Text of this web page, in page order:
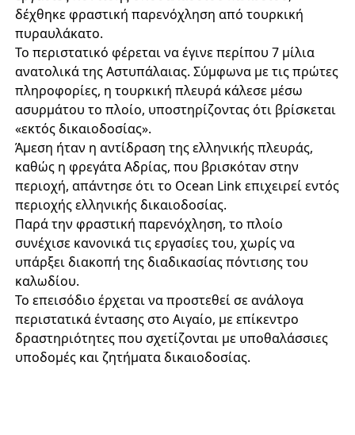
δέχθηκε φραστική παρενόχληση από τουρκική
πυραυλάκατο.
Το περιστατικό φέρεται να έγινε περίπου 7 μίλια
ανατολικά της Αστυπάλαιας. Σύμφωνα με τις πρώτες
πληροφορίες, η τουρκική πλευρά κάλεσε μέσω
ασυρμάτου το πλοίο, υποστηρίζοντας ότι βρίσκεται
«εκτός δικαιοδοσίας».
Άμεση ήταν η αντίδραση της ελληνικής πλευράς,
καθώς η φρεγάτα Αδρίας, που βρισκόταν στην
περιοχή, απάντησε ότι το Ocean Link επιχειρεί εντός
περιοχής ελληνικής δικαιοδοσίας.
Παρά την φραστική παρενόχληση, το πλοίο
συνέχισε κανονικά τις εργασίες του, χωρίς να
υπάρξει διακοπή της διαδικασίας πόντισης του
καλωδίου.
Το επεισόδιο έρχεται να προστεθεί σε ανάλογα
περιστατικά έντασης στο Αιγαίο, με επίκεντρο
δραστηριότητες που σχετίζονται με υποθαλάσσιες
υποδομές και ζητήματα δικαιοδοσίας.